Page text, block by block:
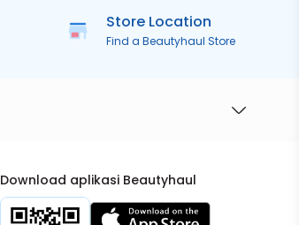
Store Location
Find a Beautyhaul Store
Download aplikasi Beautyhaul